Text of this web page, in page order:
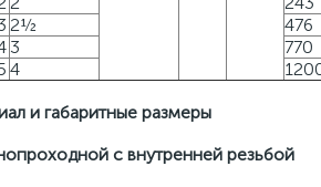
2½
476
3
770
4
и габаритные размеры
с внутренней резьбой